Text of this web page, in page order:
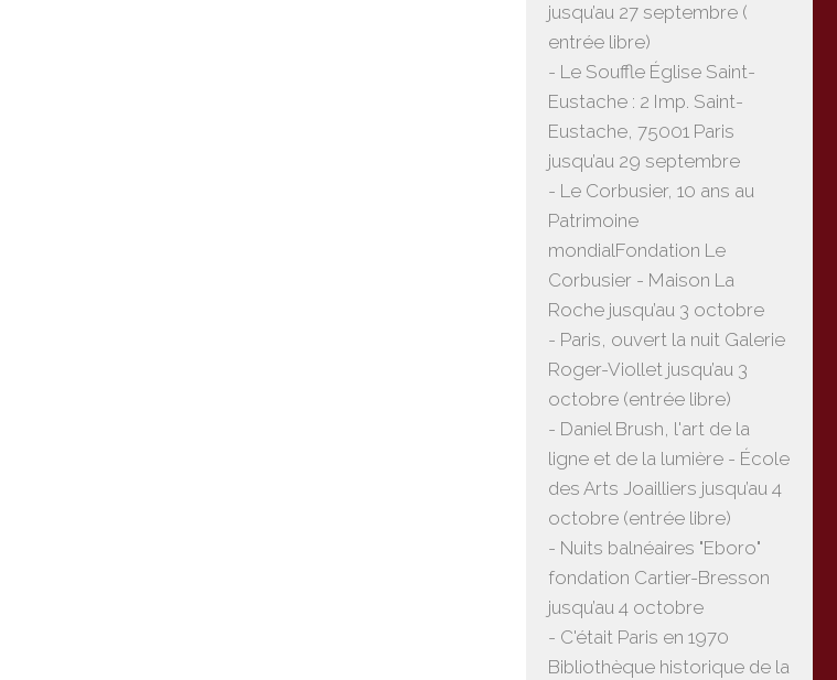
jusqu’au 27 septembre (
entrée libre)
- Le Souffle Église Saint-
Eustache : 2 Imp. Saint-
Eustache, 75001 Paris
jusqu’au 29 septembre
- Le Corbusier, 10 ans au
Patrimoine
mondialFondation Le
Corbusier - Maison La
Roche jusqu’au 3 octobre
- Paris, ouvert la nuit Galerie
Roger-Viollet jusqu’au 3
octobre (entrée libre)
- Daniel Brush, l'art de la
ligne et de la lumière - École
des Arts Joailliers jusqu’au 4
octobre (entrée libre)
- Nuits balnéaires "Eboro"
fondation Cartier-Bresson
jusqu’au 4 octobre
- C'était Paris en 1970
Bibliothèque historique de la